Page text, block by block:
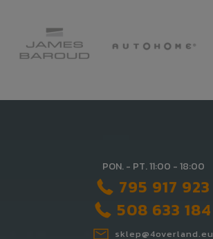
PON. - PT. 11:00 - 18:00
795 917 923
508 633 184
sklep@4overland.eu